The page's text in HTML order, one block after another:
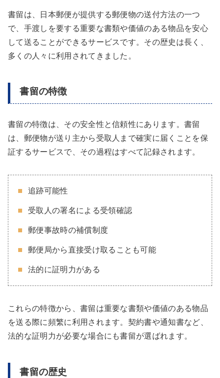
書留は、日本郵便が提供する郵便物の送付方法の一つ
で、手渡しを要する重要な書類や価値のある物品を安心
して送ることができるサービスです。その歴史は長く、
多くの人々に利用されてきました。
書留の特徴
書留の特徴は、その安全性と信頼性にあります。書留
は、郵便物が送り主から受取人まで確実に届くことを保
証するサービスで、その過程はすべて記録されます。
追跡可能性
受取人の署名による受領確認
郵便事故時の補償制度
郵便局から直接受け取ることも可能
法的に証明力がある
これらの特徴から、書留は重要な書類や価値のある物品
を送る際に頻繁に利用されます。契約書や通知書など、
法的な証明力が必要な場合にも書留が選ばれます。
書留の歴史